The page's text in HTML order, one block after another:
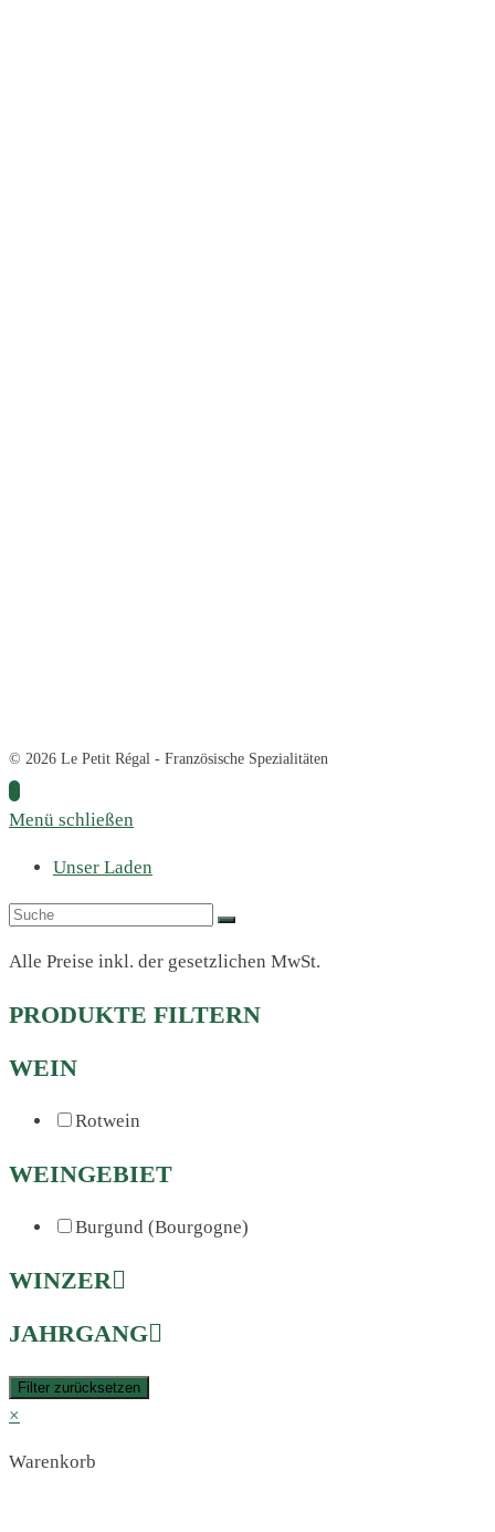
© 2026 Le Petit Régal - Französische Spezialitäten
Menü schließen
Unser Laden
Alle Preise inkl. der gesetzlichen MwSt.
PRODUKTE FILTERN
WEIN
Rotwein
WEINGEBIET
Burgund (Bourgogne)
WINZER
JAHRGANG
Filter zurücksetzen
×
Warenkorb